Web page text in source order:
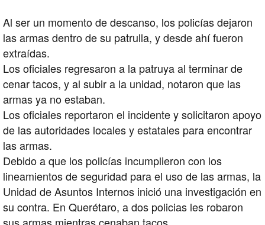
Al ser un momento de descanso, los policías dejaron
las armas dentro de su patrulla, y desde ahí fueron
extraídas.
Los oficiales regresaron a la patruya al terminar de
cenar tacos, y al subir a la unidad, notaron que las
armas ya no estaban.
Los oficiales reportaron el incidente y solicitaron apoyo
de las autoridades locales y estatales para encontrar
las armas.
Debido a que los policías incumplieron con los
lineamientos de seguridad para el uso de las armas, la
Unidad de Asuntos Internos inició una investigación en
su contra. En Querétaro, a dos policias les robaron